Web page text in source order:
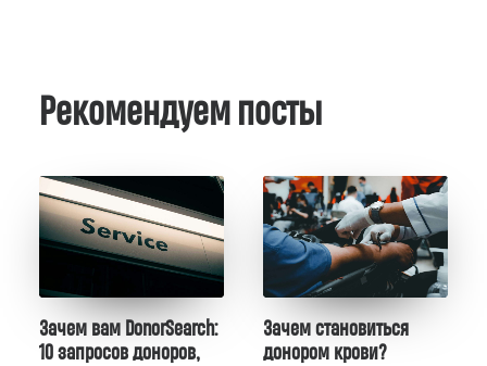
Рекомендуем посты
Зачем вам DonorSearch:
10 запросов доноров,
Зачем становиться
донором крови?